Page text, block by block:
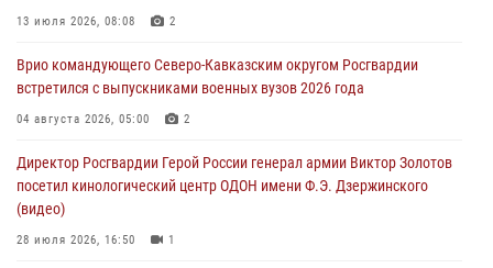
Сотрудники Росгвардии в Забайкалье потушили загоревшийся дом
07 августа 2026, 04:10 1
Оказавшего сопротивление злоумышленника задержали при
07 августа 2026, 04:00 1
13 июля 2026, 08:08 2
Врио командующего Северо-Кавказским округом Росгвардии
встретился с выпускниками военных вузов 2026 года
04 августа 2026, 05:00 2
Директор Росгвардии Герой России генерал армии Виктор Золотов
посетил кинологический центр ОДОН имени Ф.Э. Дзержинского
(видео)
28 июля 2026, 16:50 1